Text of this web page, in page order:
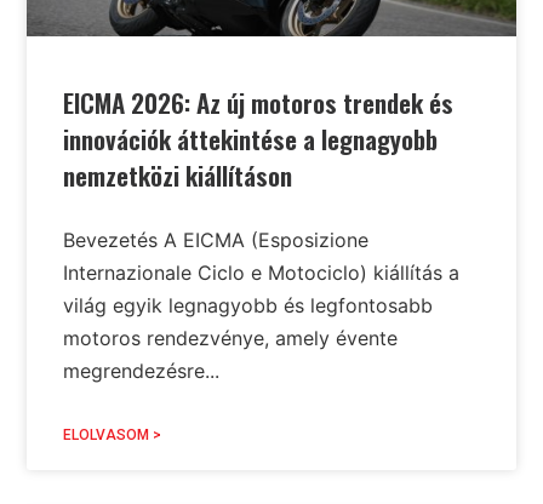
EICMA 2026: Az új motoros trendek és
innovációk áttekintése a legnagyobb
nemzetközi kiállításon
Bevezetés A EICMA (Esposizione
Internazionale Ciclo e Motociclo) kiállítás a
világ egyik legnagyobb és legfontosabb
motoros rendezvénye, amely évente
megrendezésre...
ELOLVASOM >